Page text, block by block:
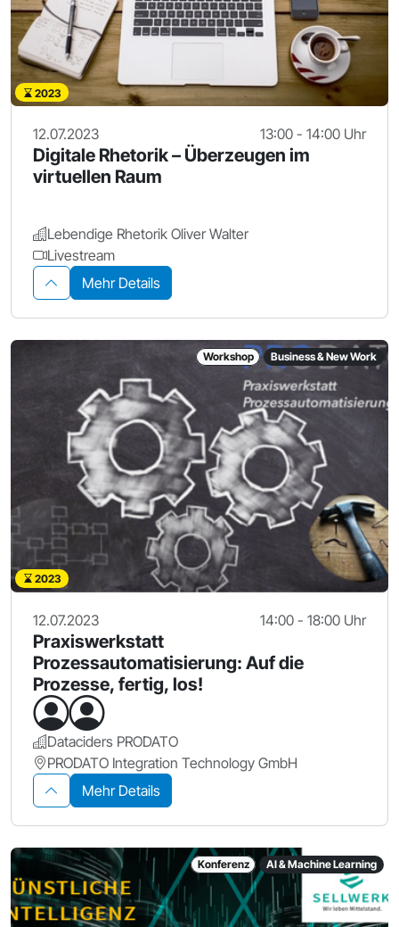
2023
12.07.2023 13:00 - 14:00 Uhr
Digitale Rhetorik – Überzeugen im
virtuellen Raum
Lebendige Rhetorik Oliver Walter
Livestream
Mehr Details
Workshop Business & New Work
2023
12.07.2023 14:00 - 18:00 Uhr
Praxiswerkstatt
Prozessautomatisierung: Auf die
Prozesse, fertig, los!
Dataciders PRODATO
PRODATO Integration Technology GmbH
Mehr Details
Konferenz AI & Machine Learning